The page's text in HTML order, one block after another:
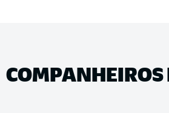
COMPANHEIROS